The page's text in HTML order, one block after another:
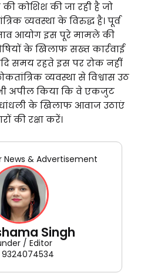
कोशिश की जा रही है जो
व्यवस्था के विरुद्ध है। पूर्व
आयोग इस पूरे मामले की
के खिलाफ सख्त कार्रवाई
समय रहते इस पर रोक नहीं
व्यवस्था से विश्वास उठ
अपील किया कि वे एकजुट
के खिलाफ आवाज उठाएं
की रक्षा करें।
& Advertisement
Singh
/ Editor
9324074534